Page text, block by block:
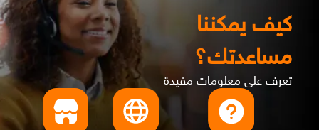
كيف يمكننا
مساعدتك؟
تعرف على معلومات مفيدة